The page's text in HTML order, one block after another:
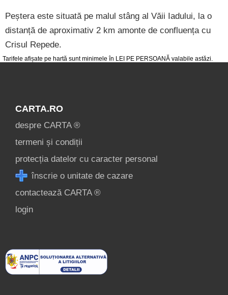
Tarifele afișate pe hartă sunt minimele în LEI PE PERSOANĂ valabile astăzi.
Peștera este situată pe malul stâng al Văii Iadului, la o
distanță de aproximativ 2 km amonte de confluența cu
Crisul Repede.
CARTA.RO
despre CARTA ®
termeni și condiții
protecția datelor cu caracter personal
înscrie o unitate de cazare
contactează CARTA ®
login